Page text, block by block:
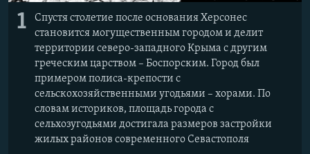
1
Спустя столетие после основания Херсонес
становится могущественным городом и делит
территории северо-западного Крыма с другим
греческим царством – Боспорским. Город был
примером полиса-крепости с
сельскохозяйственными угодьями – хорами. По
словам историков, площадь города с
сельхозугодьями достигала размеров застройки
жилых районов современного Севастополя